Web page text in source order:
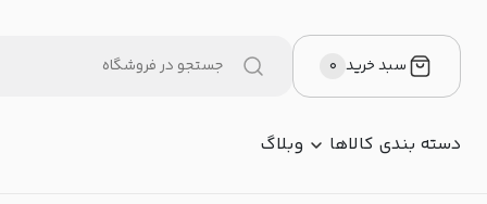
سبد خرید ۰
دسته بندی کالاها وبلاگ